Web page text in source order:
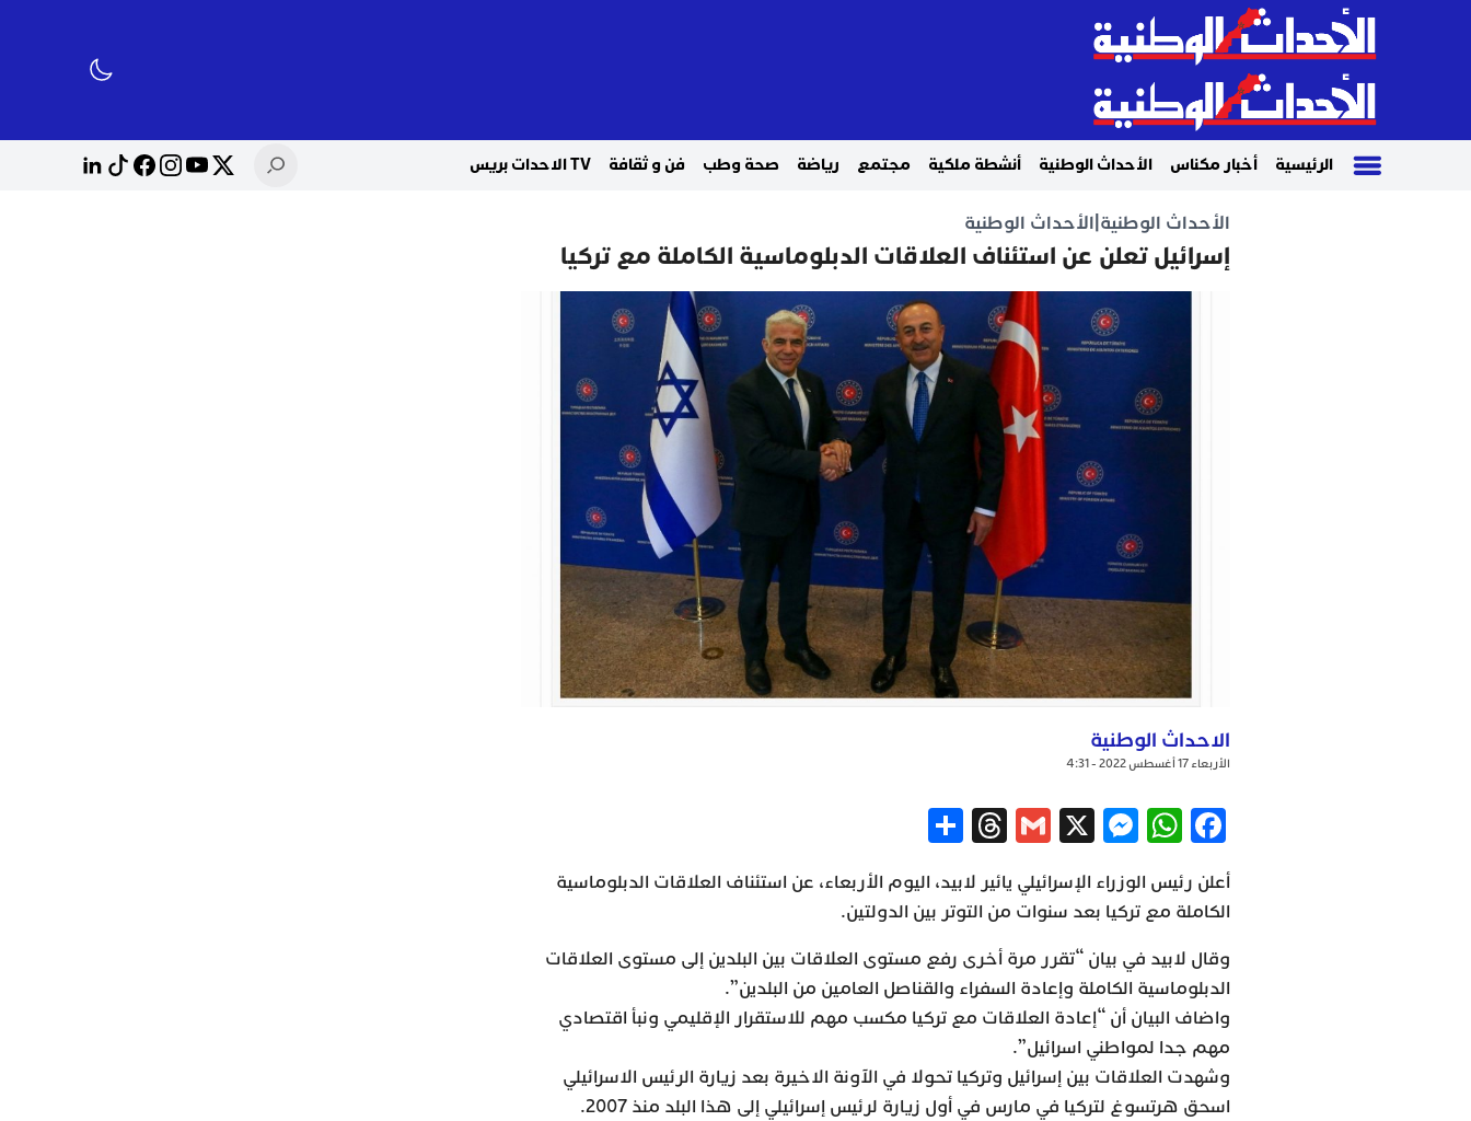
الرئيسية أخبار مكناس الأحداث الوطنية أنشطة ملكية مجتمع رياضة صحة وطب فن و ثقافة TV الاحدات بريس
الأحداث الوطنية الأحداث الوطنية
إسرائيل تعلن عن استئناف العلاقات الدبلوماسية الكاملة مع تركيا
الاحداث الوطنية
الأربعاء 17 أغسطس 2022 - 4:31
Facebook
WhatsApp
Messenger
X
Gmail
Threads
أعلن رئيس الوزراء الإسرائيلي يائير لابيد، اليوم الأربعاء، عن استئناف العلاقات الدبلوماسية
الكاملة مع تركيا بعد سنوات من التوتر بين الدولتين.
وقال لابيد في بيان “تقرر مرة أخرى رفع مستوى العلاقات بين البلدين إلى مستوى العلاقات
الدبلوماسية الكاملة وإعادة السفراء والقناصل العامين من البلدين”.
واضاف البيان أن “إعادة العلاقات مع تركيا مكسب مهم للاستقرار الإقليمي ونبأ اقتصادي
مهم جدا لمواطني اسرائيل”.
وشهدت العلاقات بين إسرائيل وتركيا تحولا في الآونة الاخيرة بعد زيارة الرئيس الاسرائيلي
اسحق هرتسوغ لتركيا في مارس في أول زيارة لرئيس إسرائيلي إلى هذا البلد منذ 2007.